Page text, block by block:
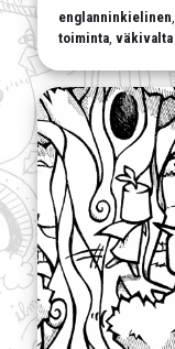
englanninkielinen,
toiminta,väkivalta